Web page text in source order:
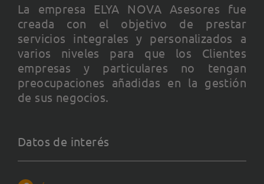
La empresa ELYA NOVA Asesores fue
creada con el objetivo de prestar
servicios integrales y personalizados a
varios niveles para que los Clientes
empresas y particulares no tengan
preocupaciones añadidas en la gestión
de sus negocios.
Datos de interés